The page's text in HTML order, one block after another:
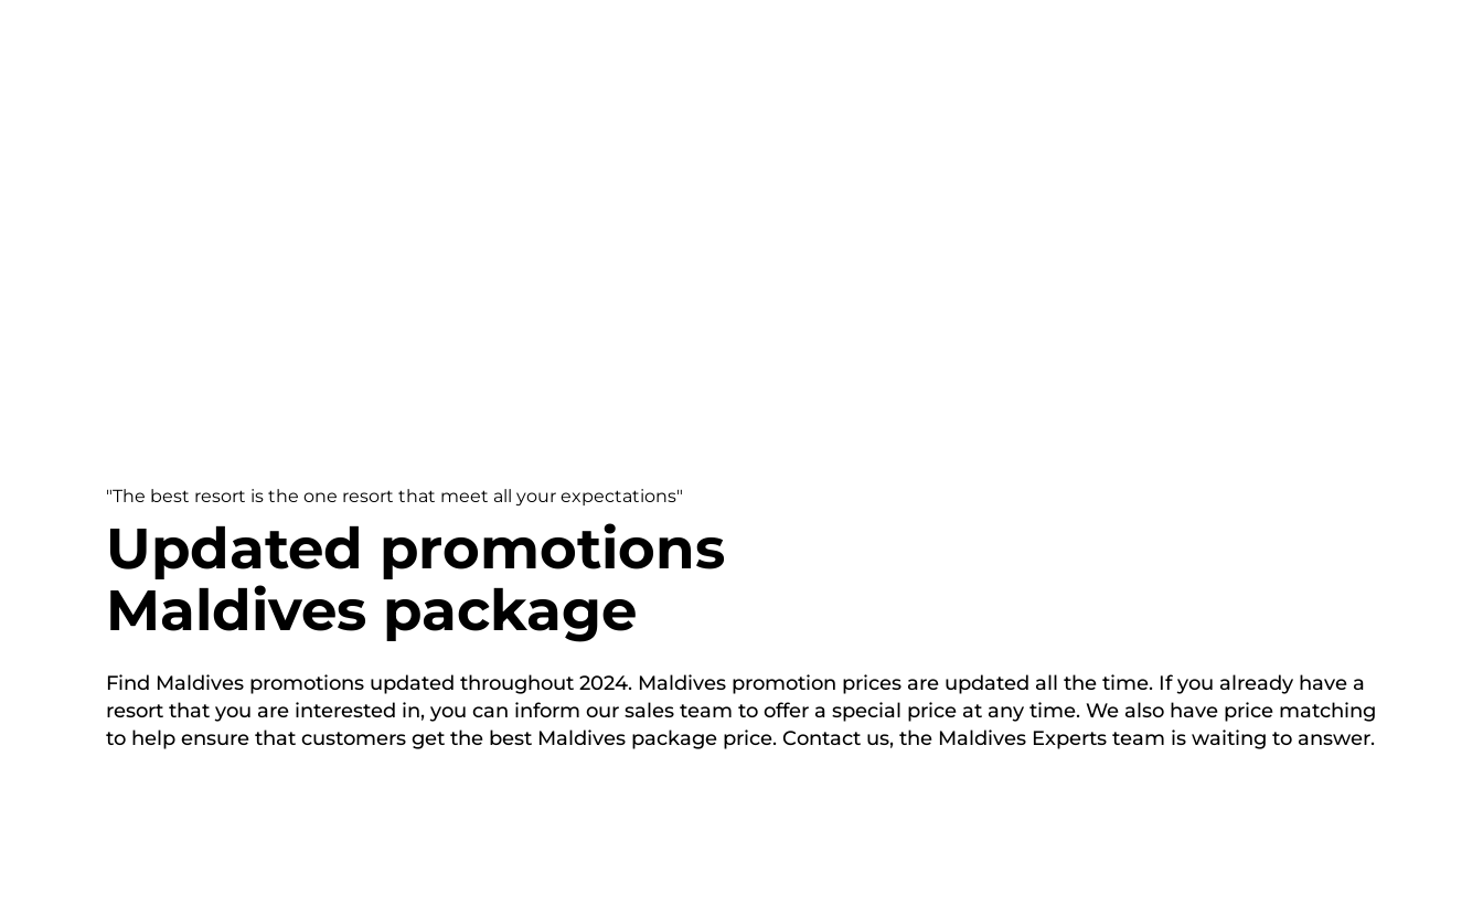
"The best resort is the one resort that meet all your expectations"
Updated promotions
Maldives package
Find Maldives promotions updated throughout 2024. Maldives promotion prices are updated all the time. If you already have a
resort that you are interested in, you can inform our sales team to offer a special price at any time. We also have price matching
to help ensure that customers get the best Maldives package price. Contact us, the Maldives Experts team is waiting to answer.